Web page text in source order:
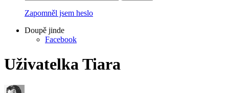
Zapomněl jsem heslo
Doupě jinde
Facebook
Uživatelka Tiara